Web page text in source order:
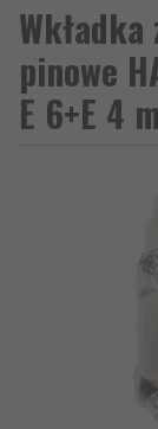
pinowe
E 6+E 4